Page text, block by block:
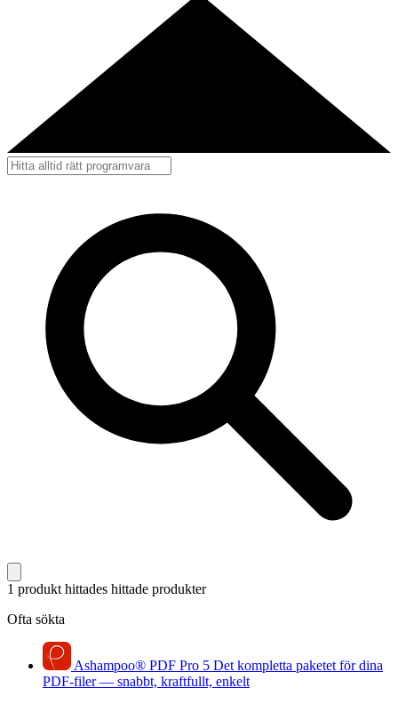
1 produkt hittades hittade produkter
Ofta sökta
Ashampoo® PDF Pro 5 Det kompletta paketet för dina
PDF-filer — snabbt, kraftfullt, enkelt